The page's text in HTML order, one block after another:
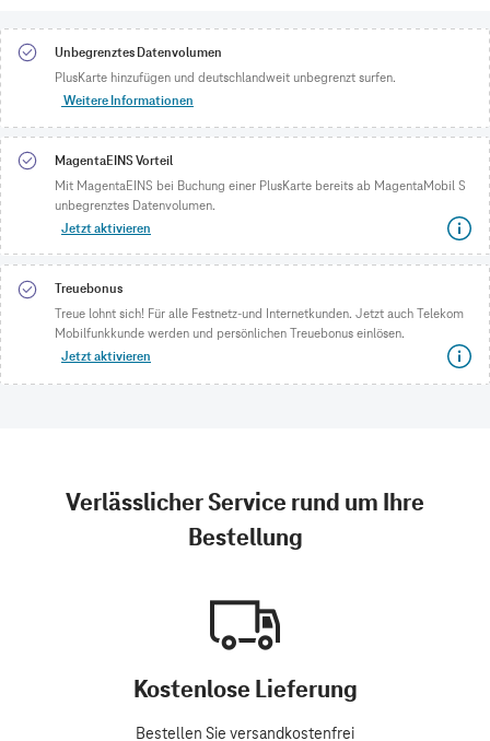
Unbegrenztes Datenvolumen
PlusKarte hinzufügen und deutschlandweit unbegrenzt surfen.
Weitere Informationen
MagentaEINS Vorteil
Mit MagentaEINS bei Buchung einer PlusKarte bereits ab MagentaMobil S
unbegrenztes Datenvolumen.
Jetzt aktivieren
Treuebonus
Treue lohnt sich! Für alle Festnetz-und Internetkunden. Jetzt auch Telekom
Mobilfunkkunde werden und persönlichen Treuebonus einlösen.
Jetzt aktivieren